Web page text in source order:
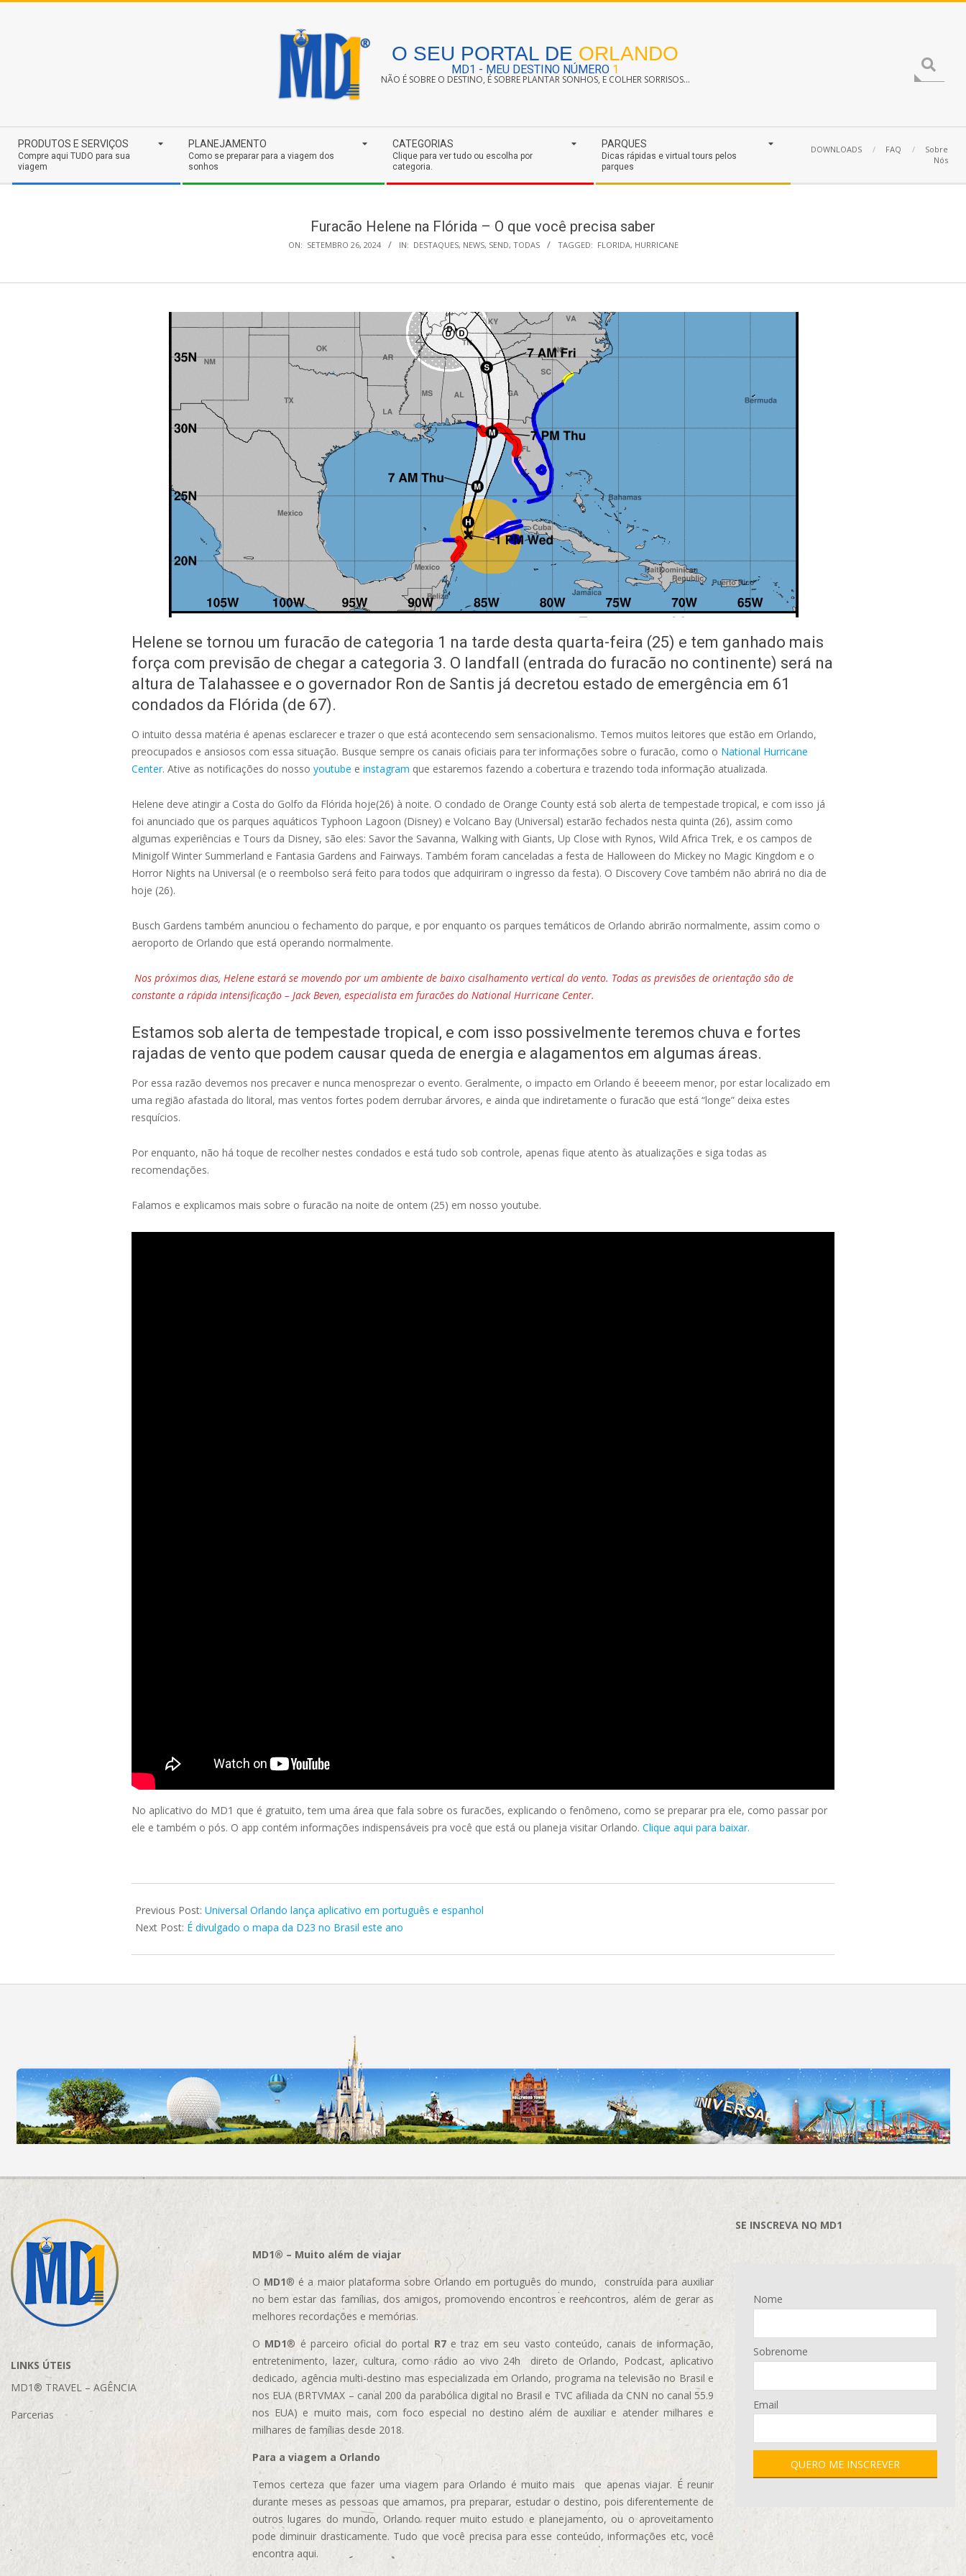
O SEU PORTAL DE ORLANDO
MD1 - MEU DESTINO NÚMERO 1
NÃO É SOBRE O DESTINO, É SOBRE PLANTAR SONHOS, E COLHER SORRISOS...
Navigation
Menu
PRODUTOS E SERVIÇOS
Compre aqui TUDO para sua
viagem
PLANEJAMENTO
Como se preparar para a viagem dos
sonhos
CATEGORIAS
Clique para ver tudo ou escolha por
categoria.
PARQUES
Dicas rápidas e virtual tours pelos
parques
DOWNLOADS FAQ
Sobre
Nós
Furacão Helene na Flórida – O que você precisa saber
ON: SETEMBRO 26, 2024 IN: DESTAQUES, NEWS, SEND, TODAS TAGGED: FLORIDA, HURRICANE
Helene se tornou um furacão de categoria 1 na tarde desta quarta-feira (25) e tem ganhado mais
força com previsão de chegar a categoria 3. O landfall (entrada do furacão no continente) será na
altura de Talahassee e o governador Ron de Santis já decretou estado de emergência em 61
condados da Flórida (de 67).
O intuito dessa matéria é apenas esclarecer e trazer o que está acontecendo sem sensacionalismo. Temos muitos leitores que estão em Orlando,
preocupados e ansiosos com essa situação. Busque sempre os canais oficiais para ter informações sobre o furacão, como o National Hurricane
Center. Ative as notificações do nosso youtube e instagram que estaremos fazendo a cobertura e trazendo toda informação atualizada.
Helene deve atingir a Costa do Golfo da Flórida hoje(26) à noite. O condado de Orange County está sob alerta de tempestade tropical, e com isso já
foi anunciado que os parques aquáticos Typhoon Lagoon (Disney) e Volcano Bay (Universal) estarão fechados nesta quinta (26), assim como
algumas experiências e Tours da Disney, são eles: Savor the Savanna, Walking with Giants, Up Close with Rynos, Wild Africa Trek, e os campos de
Minigolf Winter Summerland e Fantasia Gardens and Fairways. Também foram canceladas a festa de Halloween do Mickey no Magic Kingdom e o
Horror Nights na Universal (e o reembolso será feito para todos que adquiriram o ingresso da festa). O Discovery Cove também não abrirá no dia de
hoje (26).
Busch Gardens também anunciou o fechamento do parque, e por enquanto os parques temáticos de Orlando abrirão normalmente, assim como o
aeroporto de Orlando que está operando normalmente.
Nos próximos dias, Helene estará se movendo por um ambiente de baixo cisalhamento vertical do vento. Todas as previsões de orientação são de
constante a rápida intensificação – Jack Beven, especialista em furacões do National Hurricane Center.
Estamos sob alerta de tempestade tropical, e com isso possivelmente teremos chuva e fortes
rajadas de vento que podem causar queda de energia e alagamentos em algumas áreas.
Por essa razão devemos nos precaver e nunca menosprezar o evento. Geralmente, o impacto em Orlando é beeeem menor, por estar localizado em
uma região afastada do litoral, mas ventos fortes podem derrubar árvores, e ainda que indiretamente o furacão que está “longe” deixa estes
resquícios.
Por enquanto, não há toque de recolher nestes condados e está tudo sob controle, apenas fique atento às atualizações e siga todas as
recomendações.
Falamos e explicamos mais sobre o furacão na noite de ontem (25) em nosso youtube.
No aplicativo do MD1 que é gratuito, tem uma área que fala sobre os furacões, explicando o fenômeno, como se preparar pra ele, como passar por
ele e também o pós. O app contém informações indispensáveis pra você que está ou planeja visitar Orlando. Clique aqui para baixar.
09-
26
Previous Post: Universal Orlando lança aplicativo em português e espanhol
Next Post: É divulgado o mapa da D23 no Brasil este ano
LINKS ÚTEIS
MD1® TRAVEL – AGÊNCIA
Parcerias
MD1® – Muito além de viajar
O MD1® é a maior plataforma sobre Orlando em português do mundo, construída para auxiliar
no bem estar das famílias, dos amigos, promovendo encontros e reencontros, além de gerar as
melhores recordações e memórias.
O MD1® é parceiro oficial do portal R7e traz em seu vasto conteúdo, canais de informação,
entretenimento, lazer, cultura, como rádio ao vivo 24h direto de Orlando, Podcast, aplicativo
dedicado, agência multi-destino mas especializada em Orlando, programa na televisão no Brasil e
nos EUA (BRTVMAX – canal 200 da parabólica digital no Brasil e TVC afiliada da CNN no canal 55.9
nos EUA) e muito mais, com foco especial no destino além de auxiliar e atender milhares e
milhares de famílias desde 2018.
Para a viagem a Orlando
Temos certeza que fazer uma viagem para Orlando é muito mais que apenas viajar. É reunir
durante meses as pessoas que amamos, pra preparar, estudar o destino, pois diferentemente de
outros lugares do mundo, Orlando requer muito estudo e planejamento, ou o aproveitamento
pode diminuir drasticamente. Tudo que você precisa para esse conteúdo, informações etc, você
encontra aqui.
SE INSCREVA NO MD1
Nome
Sobrenome
Email